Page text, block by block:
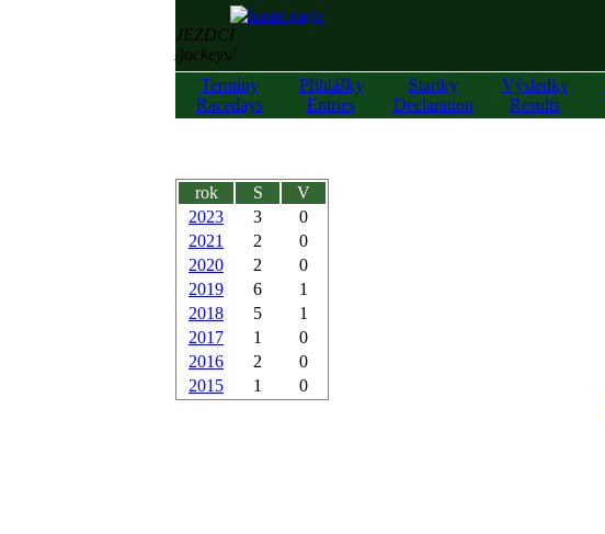
JEZDCI
/jockeys/
Termíny
Racedays
Přihlášky
Entries
Startky
Declaration
Výsledky
Results
rok S
V
2023
3
0
2021
2
0
2020
2
0
2019
6
1
2018
5
1
2017
1
0
2016
2
0
2015
1
0